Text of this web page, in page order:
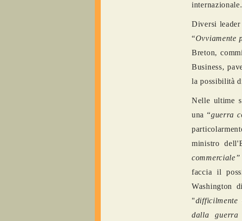
internazionale.
Diversi
“Ovviamente
Breton,
Business,
la possibilità
Nelle ultime
una “guerra
ministro
commerciale”
faccia il
Washington
"
dalla